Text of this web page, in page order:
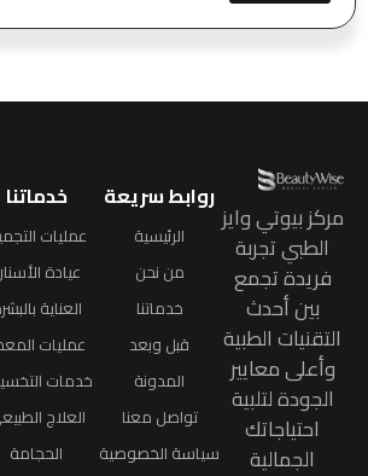
مركز بيوتي وايز
الطبي تجربة
فريدة تجمع
بين أحدث
التقنيات الطبية
وأعلى معايير
الجودة لتلبية
احتياجاتك
الجمالية
روابط سريعة
الرئيسية
من نحن
خدماتنا
قبل وبعد
المدونة
تواصل معنا
سياسة الخصوصية
خدماتنا
عمليات
عيادة
العناية
عمليات
خدمات
العلاج
الحجامة